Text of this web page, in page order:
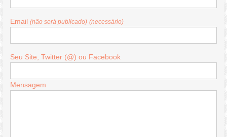
Email(não será publicado) (necessário)
Seu Site, Twitter (@) ou Facebook
Mensagem